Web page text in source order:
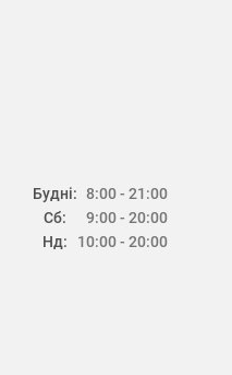
Будні:
Сб:
Нд:
8:00 - 21:00
9:00 - 20:00
10:00 - 20:00